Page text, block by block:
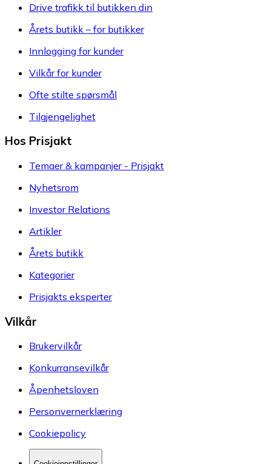
Drive trafikk til butikken din
Årets butikk – for butikker
Innlogging for kunder
Vilkår for kunder
Ofte stilte spørsmål
Tilgjengelighet
Hos Prisjakt
Temaer & kampanjer - Prisjakt
Nyhetsrom
Investor Relations
Artikler
Årets butikk
Kategorier
Prisjakts eksperter
Vilkår
Brukervilkår
Konkurransevilkår
Åpenhetsloven
Personvernerklæring
Cookiepolicy